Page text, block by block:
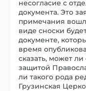
несогласие с
документа. Это
примечания
виде сноски
документе,
время
сказать, может
защитой
ли такого рода
Грузинская